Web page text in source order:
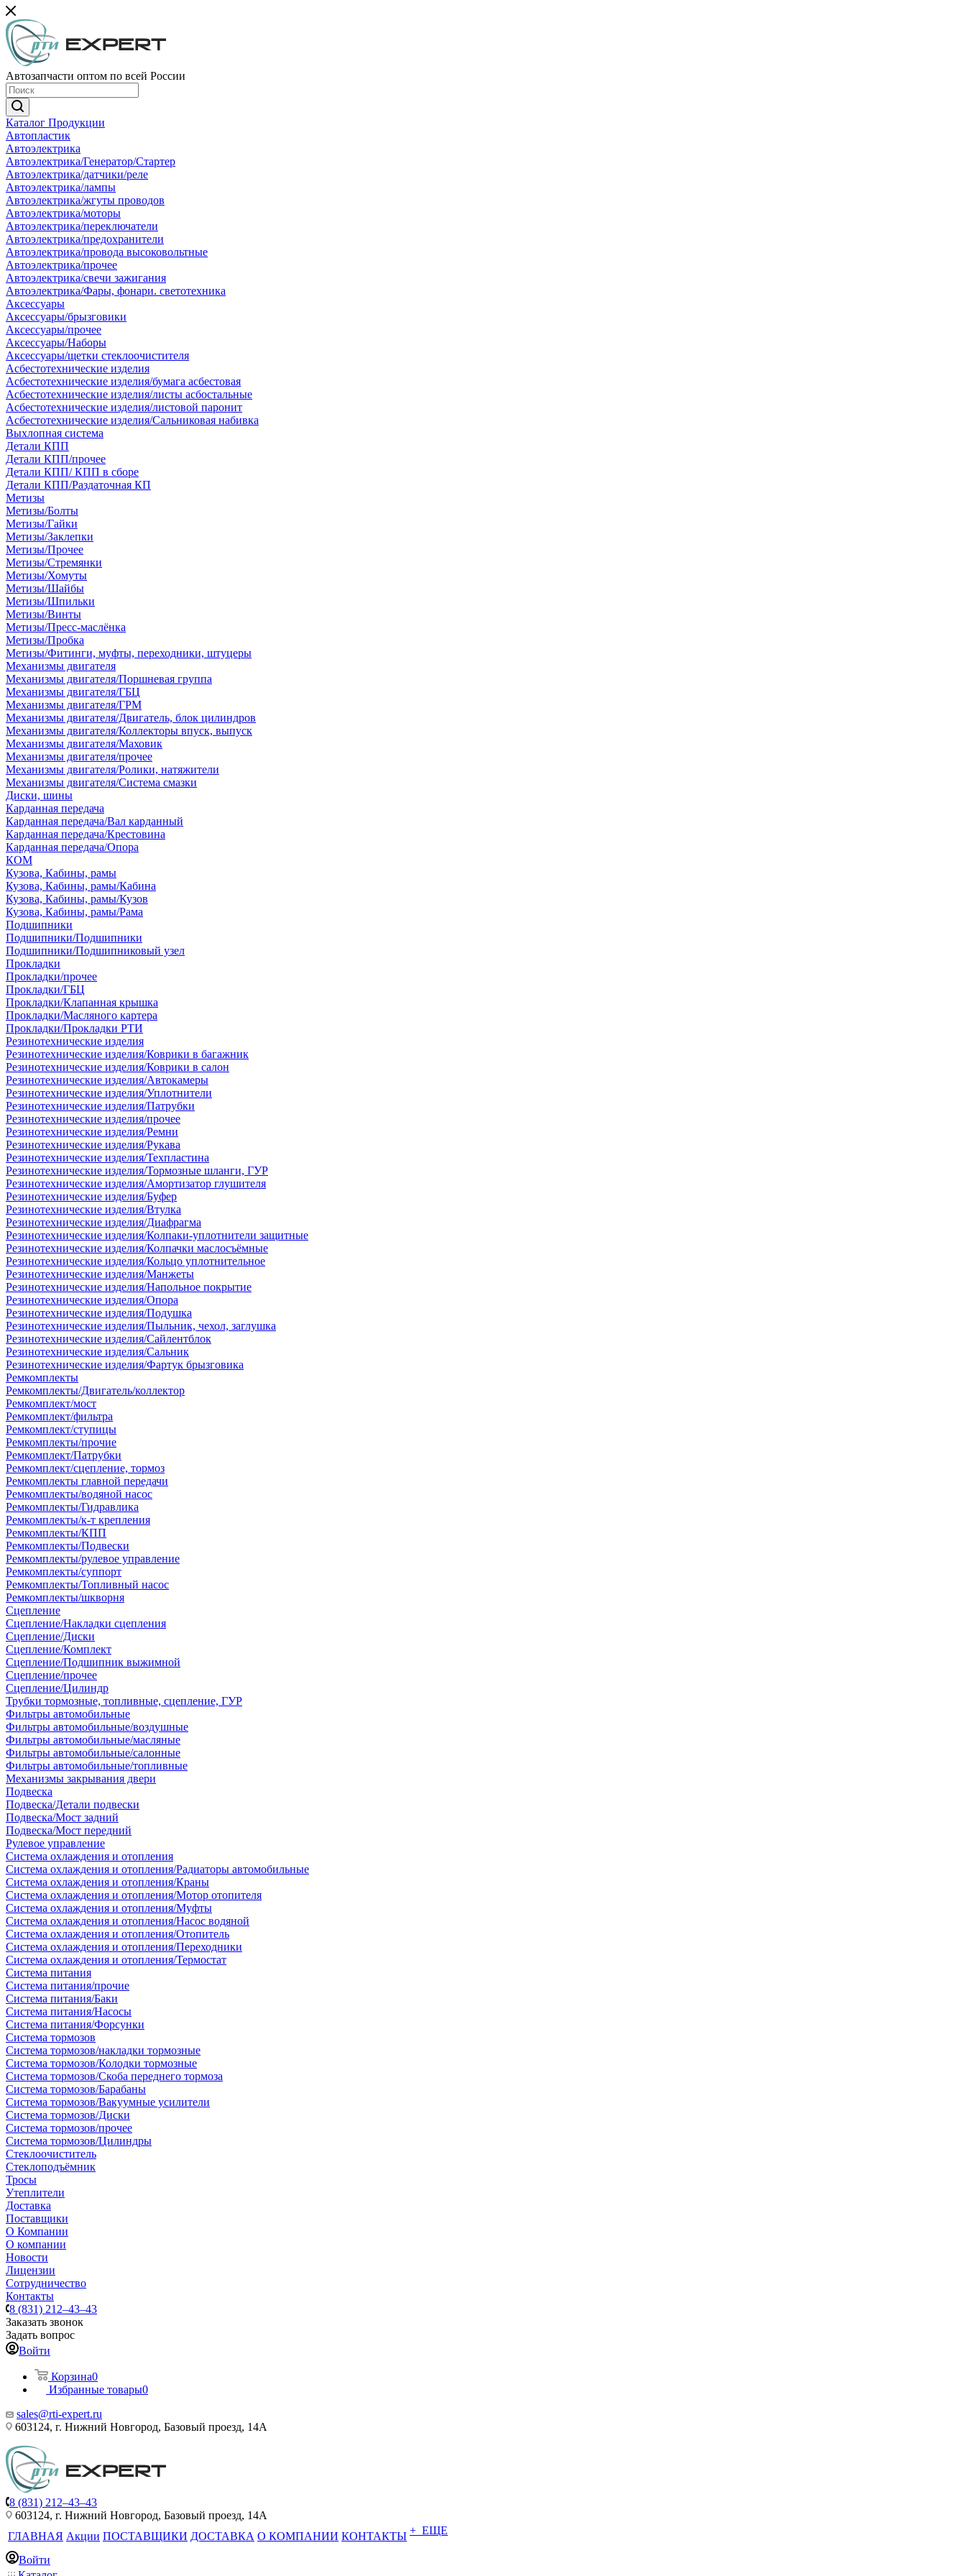
Автозапчасти оптом по всей России
Каталог Продукции
Автопластик
Автоэлектрика
Автоэлектрика/Генератор/Стартер
Автоэлектрика/датчики/реле
Автоэлектрика/лампы
Автоэлектрика/жгуты проводов
Автоэлектрика/моторы
Автоэлектрика/переключатели
Автоэлектрика/предохранители
Автоэлектрика/провода высоковольтные
Автоэлектрика/прочее
Автоэлектрика/свечи зажигания
Автоэлектрика/Фары, фонари. светотехника
Аксессуары
Аксессуары/брызговики
Аксессуары/прочее
Аксессуары/Наборы
Аксессуары/щетки стеклоочистителя
Асбестотехнические изделия
Асбестотехнические изделия/бумага асбестовая
Асбестотехнические изделия/листы асбостальные
Асбестотехнические изделия/листовой паронит
Асбестотехнические изделия/Сальниковая набивка
Выхлопная система
Детали КПП
Детали КПП/прочее
Детали КПП/ КПП в сборе
Детали КПП/Раздаточная КП
Метизы
Метизы/Болты
Метизы/Гайки
Метизы/Заклепки
Метизы/Прочее
Метизы/Стремянки
Метизы/Хомуты
Метизы/Шайбы
Метизы/Шпильки
Метизы/Винты
Метизы/Пресс-маслёнка
Метизы/Пробка
Метизы/Фитинги, муфты, переходники, штуцеры
Механизмы двигателя
Механизмы двигателя/Поршневая группа
Механизмы двигателя/ГБЦ
Механизмы двигателя/ГРМ
Механизмы двигателя/Двигатель, блок цилиндров
Механизмы двигателя/Коллекторы впуск, выпуск
Механизмы двигателя/Маховик
Механизмы двигателя/прочее
Механизмы двигателя/Ролики, натяжители
Механизмы двигателя/Система смазки
Диски, шины
Карданная передача
Карданная передача/Вал карданный
Карданная передача/Крестовина
Карданная передача/Опора
КОМ
Кузова, Кабины, рамы
Кузова, Кабины, рамы/Кабина
Кузова, Кабины, рамы/Кузов
Кузова, Кабины, рамы/Рама
Подшипники
Подшипники/Подшипники
Подшипники/Подшипниковый узел
Прокладки
Прокладки/прочее
Прокладки/ГБЦ
Прокладки/Клапанная крышка
Прокладки/Масляного картера
Прокладки/Прокладки РТИ
Резинотехнические изделия
Резинотехнические изделия/Коврики в багажник
Резинотехнические изделия/Коврики в салон
Резинотехнические изделия/Автокамеры
Резинотехнические изделия/Уплотнители
Резинотехнические изделия/Патрубки
Резинотехнические изделия/прочее
Резинотехнические изделия/Ремни
Резинотехнические изделия/Рукава
Резинотехнические изделия/Техпластина
Резинотехнические изделия/Тормозные шланги, ГУР
Резинотехнические изделия/Амортизатор глушителя
Резинотехнические изделия/Буфер
Резинотехнические изделия/Втулка
Резинотехнические изделия/Диафрагма
Резинотехнические изделия/Колпаки-уплотнители защитные
Резинотехнические изделия/Колпачки маслосъёмные
Резинотехнические изделия/Кольцо уплотнительное
Резинотехнические изделия/Манжеты
Резинотехнические изделия/Напольное покрытие
Резинотехнические изделия/Опора
Резинотехнические изделия/Подушка
Резинотехнические изделия/Пыльник, чехол, заглушка
Резинотехнические изделия/Сайлентблок
Резинотехнические изделия/Сальник
Резинотехнические изделия/Фартук брызговика
Ремкомплекты
Ремкомплекты/Двигатель/коллектор
Ремкомплект/мост
Ремкомплект/фильтра
Ремкомплект/ступицы
Ремкомплекты/прочие
Ремкомплект/Патрубки
Ремкомплект/сцепление, тормоз
Ремкомплекты главной передачи
Ремкомплекты/водяной насос
Ремкомплекты/Гидравлика
Ремкомплекты/к-т крепления
Ремкомплекты/КПП
Ремкомплекты/Подвески
Ремкомплекты/рулевое управление
Ремкомплекты/суппорт
Ремкомплекты/Топливный насос
Ремкомплекты/шкворня
Сцепление
Сцепление/Накладки сцепления
Сцепление/Диски
Сцепление/Комплект
Сцепление/Подшипник выжимной
Сцепление/прочее
Сцепление/Цилиндр
Трубки тормозные, топливные, сцепление, ГУР
Фильтры автомобильные
Фильтры автомобильные/воздушные
Фильтры автомобильные/масляные
Фильтры автомобильные/салонные
Фильтры автомобильные/топливные
Механизмы закрывания двери
Подвеска
Подвеска/Детали подвески
Подвеска/Мост задний
Подвеска/Мост передний
Рулевое управление
Система охлаждения и отопления
Система охлаждения и отопления/Радиаторы автомобильные
Система охлаждения и отопления/Краны
Система охлаждения и отопления/Мотор отопителя
Система охлаждения и отопления/Муфты
Система охлаждения и отопления/Насос водяной
Система охлаждения и отопления/Отопитель
Система охлаждения и отопления/Переходники
Система охлаждения и отопления/Термостат
Система питания
Система питания/прочие
Система питания/Баки
Система питания/Насосы
Система питания/Форсунки
Система тормозов
Система тормозов/накладки тормозные
Система тормозов/Колодки тормозные
Система тормозов/Скоба переднего тормоза
Система тормозов/Барабаны
Система тормозов/Вакуумные усилители
Система тормозов/Диски
Система тормозов/прочее
Система тормозов/Цилиндры
Стеклоочиститель
Стеклоподъёмник
Тросы
Утеплители
Доставка
Поставщики
О Компании
О компании
Новости
Лицензии
Сотрудничество
Контакты
8 (831) 212–43–43
Заказать звонок
Задать вопрос
Войти
Корзина0
Избранные товары0
sales@rti-expert.ru
603124, г. Нижний Новгород, Базовый проезд, 14А
8 (831) 212–43–43
603124, г. Нижний Новгород, Базовый проезд, 14А
ГЛАВНАЯ Акции ПОСТАВЩИКИ ДОСТАВКА О КОМПАНИИ КОНТАКТЫ + ЕЩЕ
Войти